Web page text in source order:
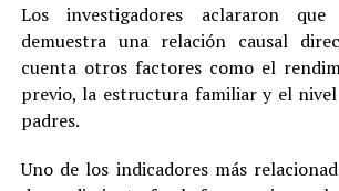
Los investigadores aclararon
demuestra una relación causal
cuenta otros factores como el
previo, la estructura familiar y el
padres.
Uno de los indicadores más